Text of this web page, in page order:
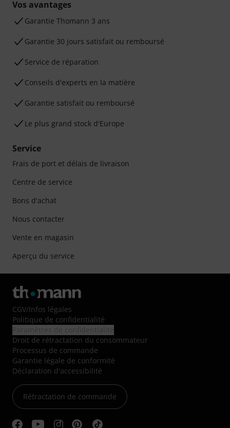
Vos avantages
Ga­ran­tie Thomann 3 ans
Garantie 30 jours satisfait ou remboursé
Service de réparation
Conseils d'experts en la matière
Garantie satisfait ou remboursé
Le plus grand stock d'Europe
Service
Frais de port et délais de livraison
Centre de service
Bons d'achat
Nous contacter
Vente en magasin
Aperçu du service
CGV/Infos légales
Politique de confidentialité
Droit de rétractation du consommateur
Processus de commande
Garantie légale de conformité
Déclaration d'accessibilité
Rétractation de commande